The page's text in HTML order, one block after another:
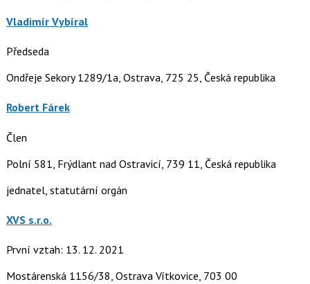
Vladimír Vybíral
Předseda
Ondřeje Sekory 1289/1a, Ostrava, 725 25, Česká republika
Robert Fárek
Člen
Polní 581, Frýdlant nad Ostravicí, 739 11, Česká republika
jednatel, statutární orgán
XVS s.r.o.
První vztah: 13. 12. 2021
Mostárenská 1156/38, Ostrava Vítkovice, 703 00